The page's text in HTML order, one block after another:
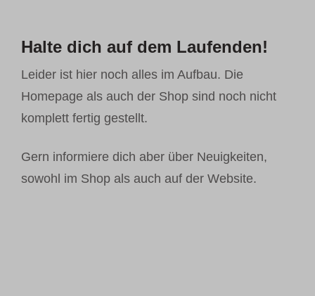
Halte dich auf dem Laufenden!
Leider ist hier noch alles im Aufbau. Die
Homepage als auch der Shop sind noch nicht
komplett fertig gestellt.
Gern informiere dich aber über Neuigkeiten,
sowohl im Shop als auch auf der Website.